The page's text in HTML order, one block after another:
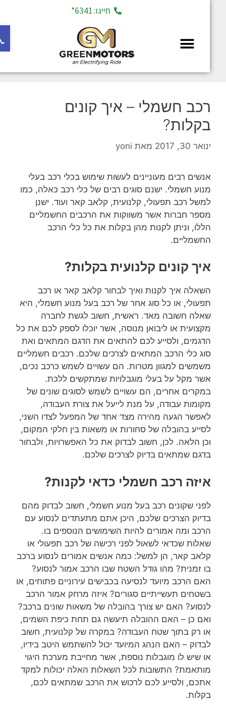
חייגו: 6341*
רכב חשמלי – איך קונים
בקלות?
ינואר 30, 2017 מאתyoni
אנשים רבים מעוניינים לעשות שימוש בכלי רכב בעלי
מנוע חשמלי. ישנם סוגים רבים של כלי רכב כאלה, כמו
למשל רכב תפעולי, קלנועית, קלאב קאר ועוד. ישנן
מספר חברות אשר משווקות את הרכבים החשמליים
הללו, וניתן לקנות מהן בקלות את כל כלי הרכב
החשמליים.
איך קונים קלנועית בקלות?
השאלה איך לקנות ואיך לבחור קלאב קאר או רכב
תפעולי, או כל סוג אחר של רכב בעל מנוע חשמלי, היא
שאלה חשובה מאד. ראשית, חשוב לגשת לחברה
מקצועית או ליבואן מנוסה, אשר יוכלו לספק לכם את כל
הדגמים, ולסייע לכם להתאים את הדגם המתאים ואת
סוג כלי הרכב המתאים לצרכים שלכם. רכבים חשמליים
משמשים למגוון מטרות. הם עשויים לשמש כרכב נכים,
אשר מקל על בעלי מוגבלויות שמתקשים ללכת.
במקרים אחרים, הם עשויים לשמש לסוגים שונים של
מקומות עבודה, על מנת לייעל את צורת העבודה,
לאפשר הגעה מהירה מצד אחד של המפעל לצדו השני,
לסייע בהובלה של סחורות או משאות בין חלקי המקום,
וכן הלאה. לכן, חשוב לבדוק את כל האפשרויות, ולבחור
בדגם שמתאים בדיוק לצרכים שלכם.
איזה רכב חשמלי כדאי לקנות?
לפני שקונים רכב בעל מנוע חשמלי, חשוב לבדוק מהם
בדיוק הצרכים שלכם, היכן אתם מתעתדים לנסוע עם
הרכב ומה אמורים להיות השימושים הנוספים בו.
שאלות שכדאי לשאול לפני רכישה של רכב תפעולי או
קלאב קאר, הן למשל: כמה אנשים אמורים לנסוע ברכב
בו זמנית? מהו גודל השטח שבו הרכב אמור לנסוע?
האם הרכב מיועד לנסיעה בכבישים עירוניים פתוחים, או
בשטחים תעשייתיים סגורים? איזה מרחק אמור הרכב
לנסוע? האם יש צורך בהובלה של משאות שונים ברכב?
ואם כן – האם ההובלה תיעשה גם תחת כיפת השמים,
או רק בתוך שטח העבודה? במקרה של קלנועית, חשוב
לבדוק – האם הנהג המיועד יכול להשתמש היטב בידיו,
או שיש לו מוגבלות נוספת, אשר מחייבת מערכת היגוי
מותאמת? התשובות לכל השאלות האלה יכולות למקד
אתכם, ולסייע לכם לרכוש את הרכב שמתאים לכם,
בקלות.